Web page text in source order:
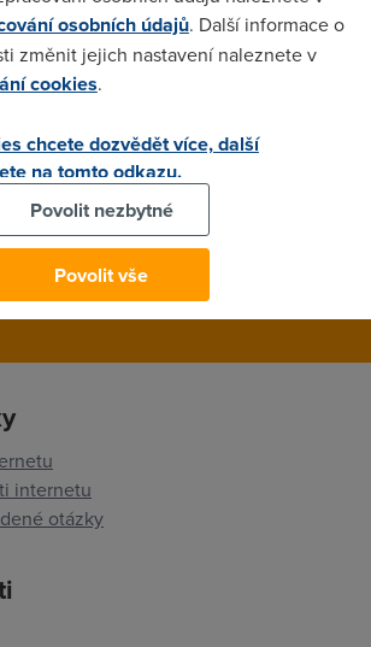
se bojím až do jaké míry pravdivé...
internetu
otázky
osobních údajů. Další informace o
změnit jejich nastavení naleznete v
cookies.
chcete dozvědět více, další
na tomto odkazu.
Povolit nezbytné
Povolit vše